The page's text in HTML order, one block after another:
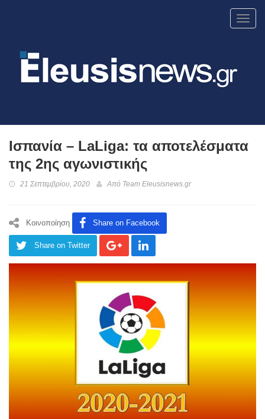
Ισπανία – LaLiga: τα αποτελέσματα
της 2ης αγωνιστικής
21 Σεπτεμβρίου, 2020 Από Team Eleusisnews.gr
Κοινοποίηση Share on Facebook
Share on Twitter